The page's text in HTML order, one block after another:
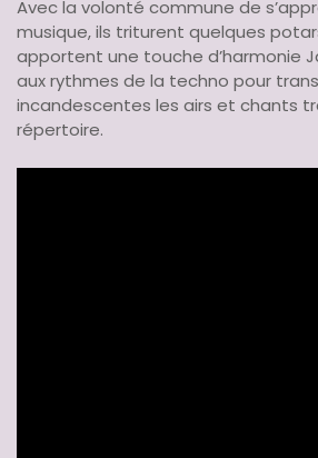
Avec la volonté commune de
musique, ils triturent quelques
apportent une touche d’harmonie
aux rythmes de la techno pour
incandescentes les airs et chants
répertoire.